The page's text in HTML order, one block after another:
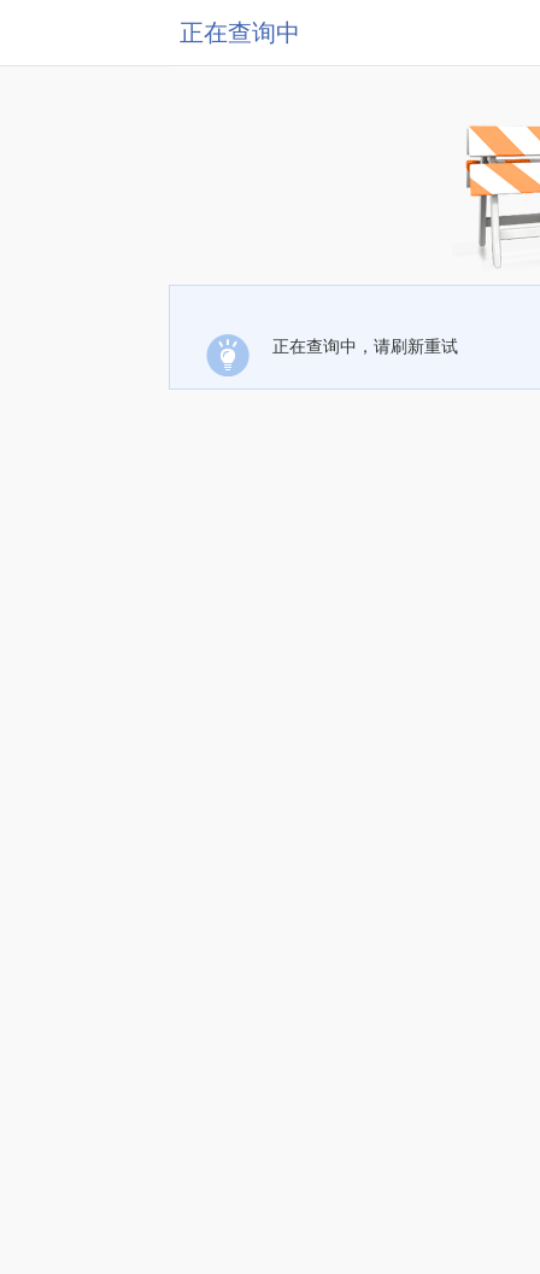
正在查询中
正在查询中，请刷新重试